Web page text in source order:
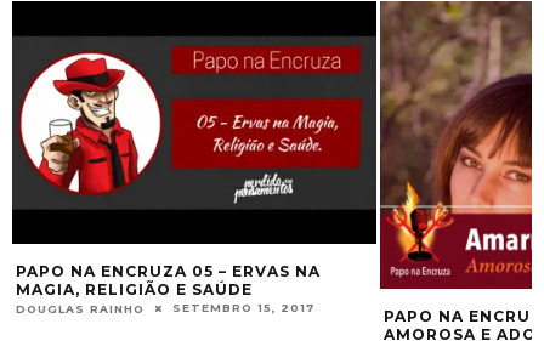
ENCRUZA 05 – ERVAS NA
E SAÚDE
RAINHO SETEMBRO 15, 2017
PAPO NA ENCRUZA 123 –
AMOROSA E